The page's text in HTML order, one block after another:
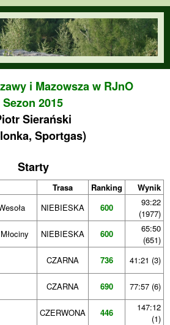
do treści
i Mazowsza w RJnO
Sezon 2015
Sierański
Sportgas)
Starty
Trasa Ranking
Wynik
NIEBIESKA 600
93:22
(1977)
NIEBIESKA 600
65:50
(651)
CZARNA 736 41:21 (3)
CZARNA 690 77:57 (6)
CZERWONA 446
147:12
(1)